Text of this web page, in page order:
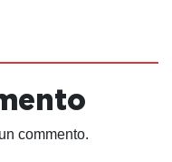
commento.